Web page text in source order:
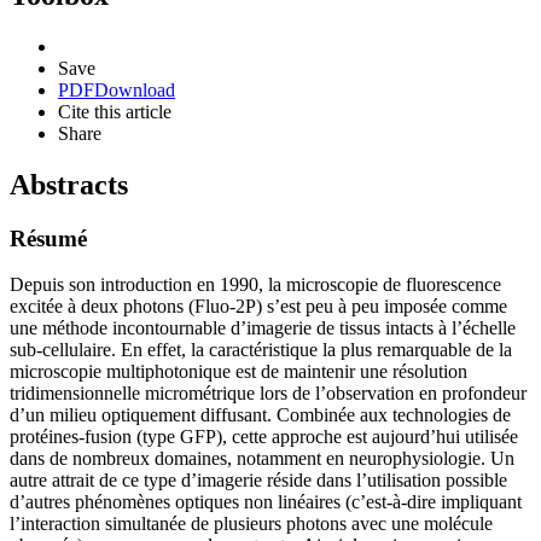
Save
PDFDownload
Cite this article
Share
Abstracts
Résumé
Depuis son introduction en 1990, la microscopie de fluorescence
excitée à deux photons (Fluo-2P) s’est peu à peu imposée comme
une méthode incontournable d’imagerie de tissus intacts à l’échelle
sub-cellulaire. En effet, la caractéristique la plus remarquable de la
microscopie multiphotonique est de maintenir une résolution
tridimensionnelle micrométrique lors de l’observation en profondeur
d’un milieu optiquement diffusant. Combinée aux technologies de
protéines-fusion (type GFP), cette approche est aujourd’hui utilisée
dans de nombreux domaines, notamment en neurophysiologie. Un
autre attrait de ce type d’imagerie réside dans l’utilisation possible
d’autres phénomènes optiques non linéaires (c’est-à-dire impliquant
l’interaction simultanée de plusieurs photons avec une molécule